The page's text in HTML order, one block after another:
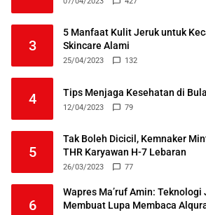
3
5 Manfaat Kulit Jeruk untuk
Skincare Alami
25/04/2023 132
4 Tips Menjaga Kesehatan di
12/04/2023 79
5
Tak Boleh Dicicil, Kemnaker
THR Karyawan H-7 Lebaran
26/03/2023 77
6
Wapres Ma’ruf Amin: Teknologi
Membuat Lupa Membaca